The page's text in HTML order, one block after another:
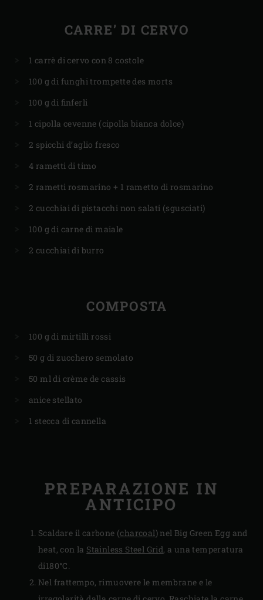
CARRE’ DI CERVO
1 carrè di cervo con 8 costole
100 g di funghi trompette des morts
100 g di finferli
1 cipolla cevenne (cipolla bianca dolce)
2 spicchi d’aglio fresco
4 rametti di timo
2 rametti rosmarino + 1 rametto di rosmarino
2 cucchiai di pistacchi non salati (sgusciati)
100 g di carne di maiale
2 cucchiai di burro
COMPOSTA
100 g di mirtilli rossi
50 g di zucchero semolato
50 ml di crème de cassis
anice stellato
1 stecca di cannella
PREPARAZIONE IN
ANTICIPO
Scaldare il carbone (charcoal) nel Big Green Egg and
heat, con la Stainless Steel Grid, a una temperatura
di180°C.
Nel frattempo, rimuovere le membrane e le